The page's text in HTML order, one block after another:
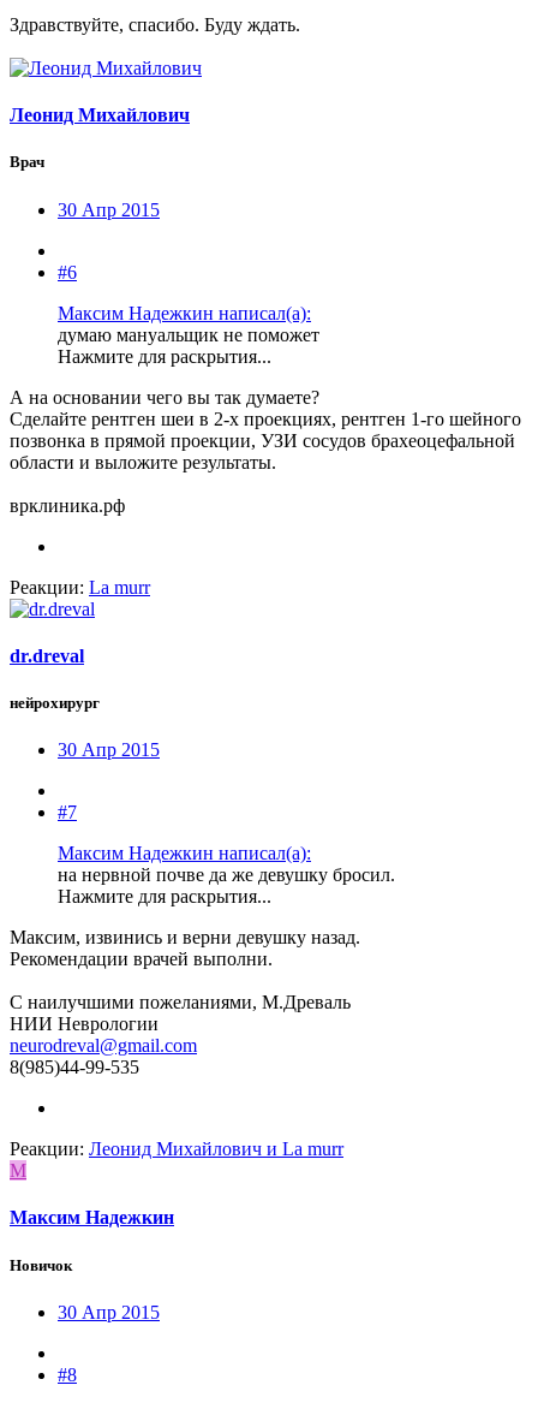
Здравствуйте, спасибо. Буду ждать.
Леонид Михайлович
Врач
30 Апр 2015
#6
Максим Надежкин написал(а):
думаю мануальщик не поможет
Нажмите для раскрытия...
А на основании чего вы так думаете?
Сделайте рентген шеи в 2-х проекциях, рентген 1-го шейного
позвонка в прямой проекции, УЗИ сосудов брахеоцефальной
области и выложите результаты.
врклиника.рф
Реакции: La murr
dr.dreval
нейрохирург
30 Апр 2015
#7
Максим Надежкин написал(а):
на нервной почве да же девушку бросил.
Нажмите для раскрытия...
Максим, извинись и верни девушку назад.
Рекомендации врачей выполни.
С наилучшими пожеланиями, М.Древаль
НИИ Неврологии
neurodreval@gmail.com
8(985)44-99-535
Реакции: Леонид Михайлович и La murr
М
Максим Надежкин
Новичок
30 Апр 2015
#8